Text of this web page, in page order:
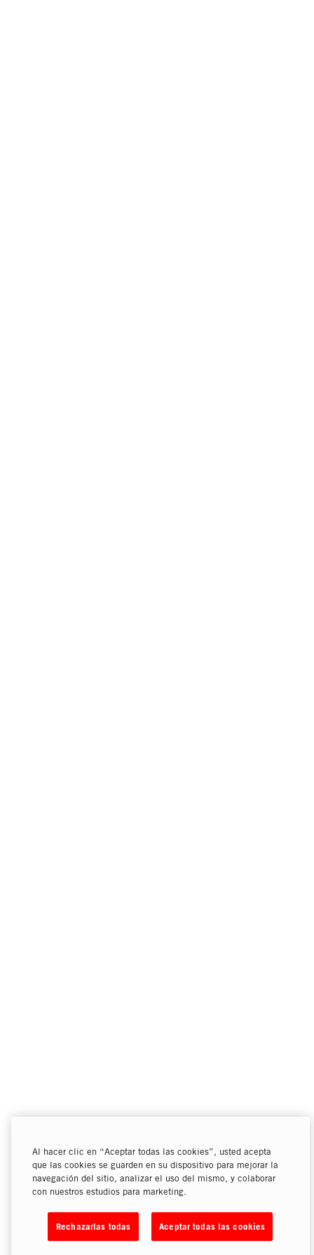
Al hacer clic en “Aceptar todas las cookies”, usted acepta
que las cookies se guarden en su dispositivo para mejorar la
navegación del sitio, analizar el uso del mismo, y colaborar
con nuestros estudios para marketing.
Rechazarlas todas Aceptar todas las cookies